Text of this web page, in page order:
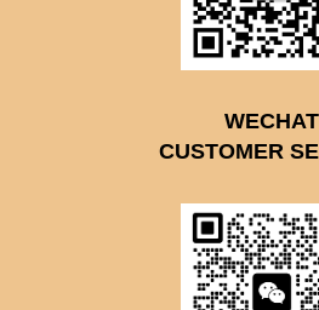
WECHAT
CUSTOMER